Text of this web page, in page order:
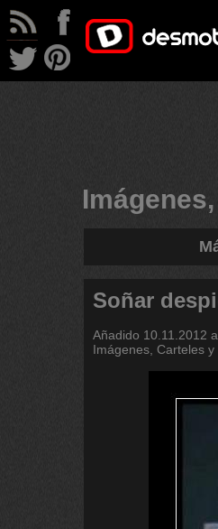
Soñar
Añadido 10.11.2012
Imágenes, Carteles